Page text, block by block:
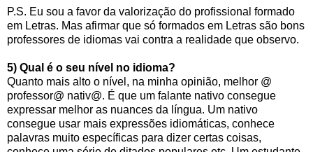
P.S. Eu sou a favor da valorização do profissional formado
em Letras. Mas afirmar que só formados em Letras são bons
professores de idiomas vai contra a realidade que observo.
5) Qual é o seu nível no idioma?
Quanto mais alto o nível, na minha opinião, melhor @
professor@ nativ@. É que um falante nativo consegue
expressar melhor as nuances da língua. Um nativo
consegue usar mais expressões idiomáticas, conhece
palavras muito específicas para dizer certas coisas,